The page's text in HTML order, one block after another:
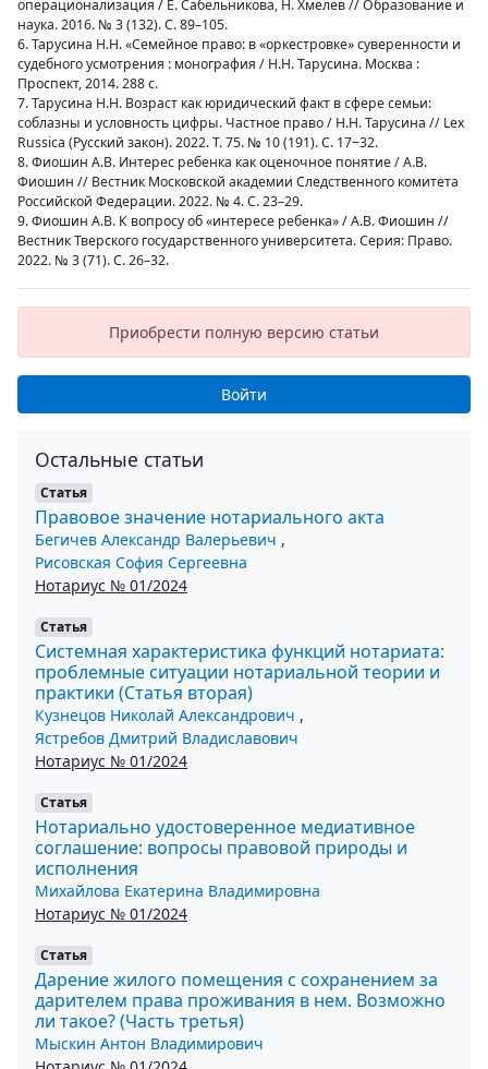
операционализация / Е. Сабельникова, Н. Хмелев // Образование и
наука. 2016. № 3 (132). С. 89–105.
6. Тарусина Н.Н. «Семейное право: в «оркестровке» суверенности и
судебного усмотрения : монография / Н.Н. Тарусина. Москва :
Проспект, 2014. 288 с.
7. Тарусина Н.Н. Возраст как юридический факт в сфере семьи:
соблазны и условность цифры. Частное право / Н.Н. Тарусина // Lex
Russica (Русский закон). 2022. Т. 75. № 10 (191). С. 17‒32.
8. Фиошин А.В. Интерес ребенка как оценочное понятие / А.В.
Фиошин // Вестник Московской академии Следственного комитета
Российской Федерации. 2022. № 4. С. 23–29.
9. Фиошин А.В. К вопросу об «интересе ребенка» / А.В. Фиошин //
Вестник Тверского государственного университета. Серия: Право.
2022. № 3 (71). С. 26–32.
Приобрести полную версию статьи
Войти
Остальные статьи
Статья
Правовое значение нотариального акта
Бегичев Александр Валерьевич ,
Рисовская София Сергеевна
Нотариус № 01/2024
Статья
Системная характеристика функций нотариата:
проблемные ситуации нотариальной теории и
практики (Статья вторая)
Кузнецов Николай Александрович ,
Ястребов Дмитрий Владиславович
Нотариус № 01/2024
Статья
Нотариально удостоверенное медиативное
соглашение: вопросы правовой природы и
исполнения
Михайлова Екатерина Владимировна
Нотариус № 01/2024
Статья
Дарение жилого помещения с сохранением за
дарителем права проживания в нем. Возможно
ли такое? (Часть третья)
Мыскин Антон Владимирович